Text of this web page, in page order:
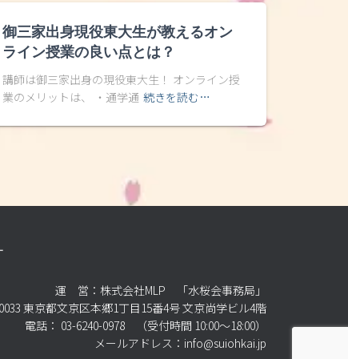
御三家出身現役東大生が教えるオン
ライン授業の良い点とは？
講師は御三家出身の現役東大生！ オンライン授
業のメリットは、 ・通学通 続きを読む…
運 営：株式会社MLP 「水桜会事務局」
東京都文京区本郷1丁目15番4号 文京尚学ビル4階
電話： 03-6240-0978 （受付時間 10:00～18:00）
メールアドレス：info@suiohkai.jp